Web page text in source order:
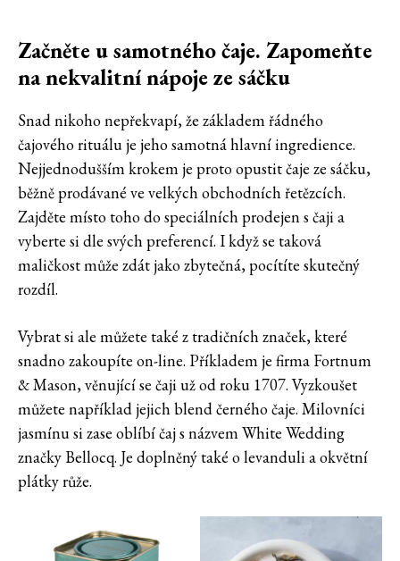
Začněte u samotného čaje. Zapomeňte
na nekvalitní nápoje ze sáčku
Snad nikoho nepřekvapí, že základem řádného
čajového rituálu je jeho samotná hlavní ingredience.
Nejjednodušším krokem je proto opustit čaje ze sáčku,
běžně prodávané ve velkých obchodních řetězcích.
Zajděte místo toho do speciálních prodejen s čaji a
vyberte si dle svých preferencí. I když se taková
maličkost může zdát jako zbytečná, pocítíte skutečný
rozdíl.
Vybrat si ale můžete také z tradičních značek, které
snadno zakoupíte on-line. Příkladem je firma Fortnum
& Mason, věnující se čaji už od roku 1707. Vyzkoušet
můžete například jejich blend černého čaje. Milovníci
jasmínu si zase oblíbí čaj s názvem White Wedding
značky Bellocq. Je doplněný také o levanduli a okvětní
plátky růže.